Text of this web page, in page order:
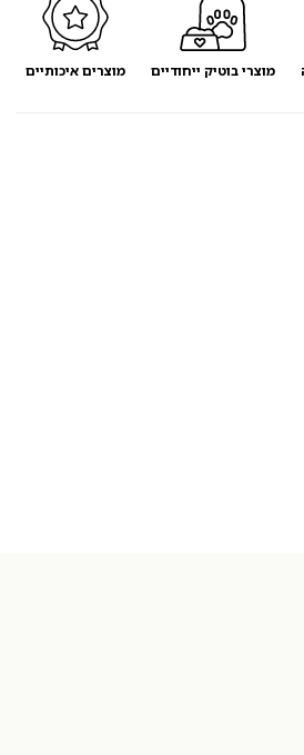
מוצרי בוטיק ייחודיים מוצרים איכותיים